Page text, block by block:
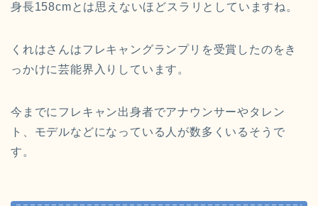
身長158cmとは思えないほどスラリとしていますね。
くれはさんはフレキャングランプリを受賞したのをき
っかけに芸能界入りしています。
今までにフレキャン出身者でアナウンサーやタレン
ト、モデルなどになっている人が数多くいるそうで
す。